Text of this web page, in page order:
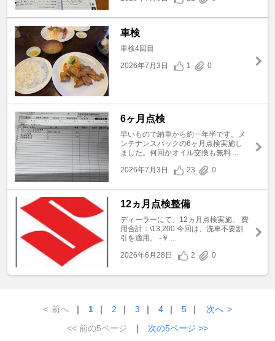
車検
車検4回目
2026年7月3日
1 0
6ヶ月点検
早いもので納車から約一年半です。メ
ンテナンスパックの6ヶ月点検実施し
ました。何回かオイル交換も無料 ...
2026年7月3日
23 0
12ヵ月点検整備
ディーラーにて、12ヵ月点検実施。 費
用合計：\13,200 今回は、洗車不要割
引を適用。 -￥ ...
2026年6月28日
2 0
< 前へ ｜ 1 ｜ 2 ｜ 3 ｜ 4 ｜ 5 ｜ 次へ >
<< 前の5ページ
｜ 次の5ページ >>